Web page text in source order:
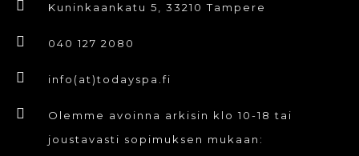
Kuninkaankatu 5, 33210 Tampere
040 127 2080
info(at)todayspa.fi
Olemme avoinna arkisin klo 10-18 tai
joustavasti sopimuksen mukaan: